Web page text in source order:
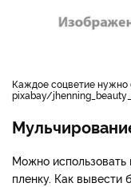
Каждое соцветие нужно обернуть пакетом (фото
pixabay/
Можно использовать
пленку. Как вывести